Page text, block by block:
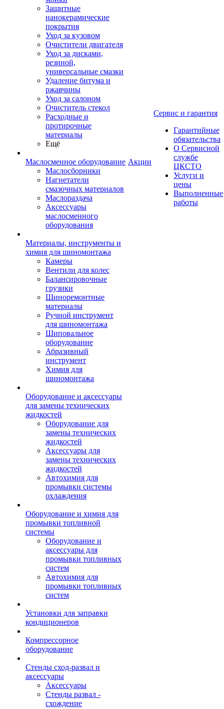
Защитные
нанокерамические
покрытия
Уход за кузовом
Очистители двигателя
Уход за дисками,
резиной,
универсальные смазки
Удаление битума и
ржавчины
Уход за салоном
Очиститель стекол
Расходные и
протирочные
материалы
Ещё
Маслосменное оборудование
Маслосборники
Нагнетатели
смазочных материалов
Маслораздача
Аксессуары
маслосменного
оборудования
Материалы, инструменты и
химия для шиномонтажа
Камеры
Вентили для колес
Балансировочные
грузики
Шиноремонтные
материалы
Ручной инструмент
для шиномонтажа
Шиповальное
оборудование
Абразивный
инструмент
Химия для
шиномонтажа
Оборудование и аксессуары
для замены технических
жидкостей
Оборудование для
замены технических
жидкостей
Аксессуары для
замены технических
жидкостей
Автохимия для
промывки системы
охлаждения
Оборудование и химия для
промывки топливной
системы
Оборудование и
аксессуары для
промывки топливных
систем
Автохимия для
промывки топливных
систем
Установки для заправки
кондиционеров
Компрессорное
оборудование
Стенды сход-развал и
аксессуары
Аксессуары
Стенды развал -
схождение
Акции
Сервис и гарантия
Гарантийные
обязательства
О Сервисной
службе
ЦКСТО
Услуги и
цены
Выполненные
работы